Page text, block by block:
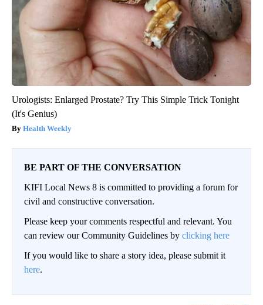
Urologists: Enlarged Prostate? Try This Simple Trick Tonight
(It's Genius)
Health Weekly
BE PART OF THE CONVERSATION
KIFI Local News 8 is committed to providing a forum for
civil and constructive conversation.
Please keep your comments respectful and relevant. You
can review our Community Guidelines by clicking here
If you would like to share a story idea, please submit it
here.